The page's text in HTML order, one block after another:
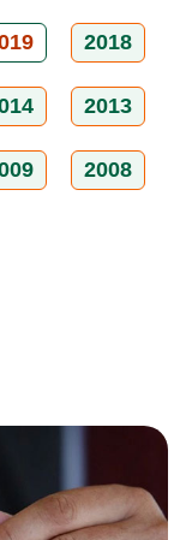
2018
2013
2008